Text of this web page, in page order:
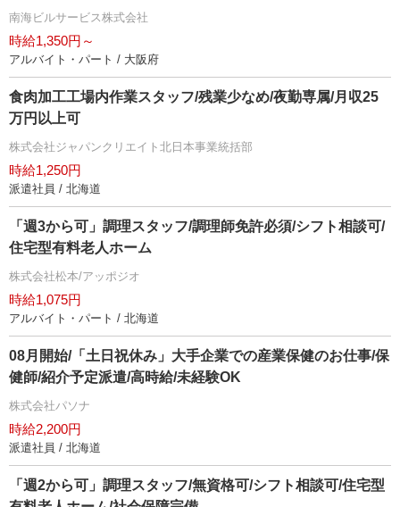
南海ビルサービス株式会社
時給1,350円～
アルバイト・パート / 大阪府
食肉加工工場内作業スタッフ/残業少なめ/夜勤専属/月収25
万円以上可
株式会社ジャパンクリエイト北日本事業統括部
時給1,250円
派遣社員 / 北海道
「週3から可」調理スタッフ/調理師免許必須/シフト相談可/
住宅型有料老人ホーム
株式会社松本/アッポジオ
時給1,075円
アルバイト・パート / 北海道
08月開始/「土日祝休み」大手企業での産業保健のお仕事/保
健師/紹介予定派遣/高時給/未経験OK
株式会社パソナ
時給2,200円
派遣社員 / 北海道
「週2から可」調理スタッフ/無資格可/シフト相談可/住宅型